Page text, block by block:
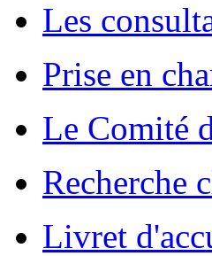
Les
Prise en
Le Comité
Recherche
Livret